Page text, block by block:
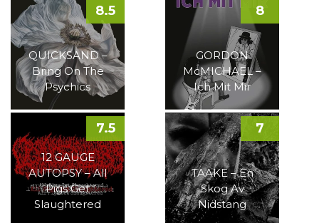
QUICKSAND –
Bring On The
Psychics
8.5
GORDON
McMICHAEL –
Ich Mit Mir
8
12 GAUGE
AUTOPSY – All
Pigs Get
Slaughtered
7.5
TAAKE – En
Skog Av
Nidstang
7